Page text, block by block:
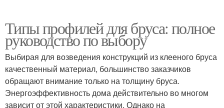
Типы профилей для бруса: полное
руководство по выбору
Выбирая для возведения конструкций из клееного бруса
качественный материал, большинство заказчиков
обращают внимание только на толщину бруса.
Энергоэффективность дома действительно во многом
зависит от этой характеристики. Однако на